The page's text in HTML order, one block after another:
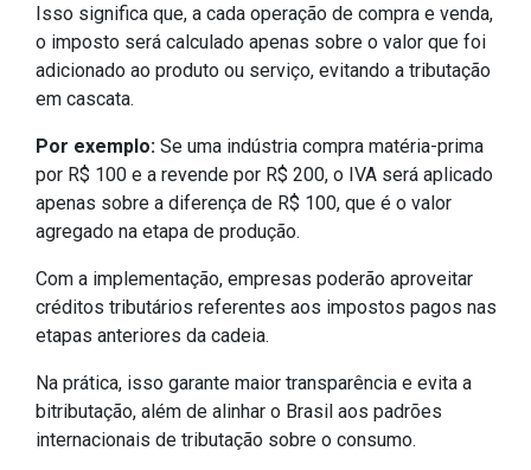
Isso significa que, a cada operação de compra e venda,
o imposto será calculado apenas sobre o valor que foi
adicionado ao produto ou serviço, evitando a tributação
em cascata.
Por exemplo: Se uma indústria compra matéria-prima
por R$ 100 e a revende por R$ 200, o IVA será aplicado
apenas sobre a diferença de R$ 100, que é o valor
agregado na etapa de produção.
Com a implementação, empresas poderão aproveitar
créditos tributários referentes aos impostos pagos nas
etapas anteriores da cadeia.
Na prática, isso garante maior transparência e evita a
bitributação, além de alinhar o Brasil aos padrões
internacionais de tributação sobre o consumo.